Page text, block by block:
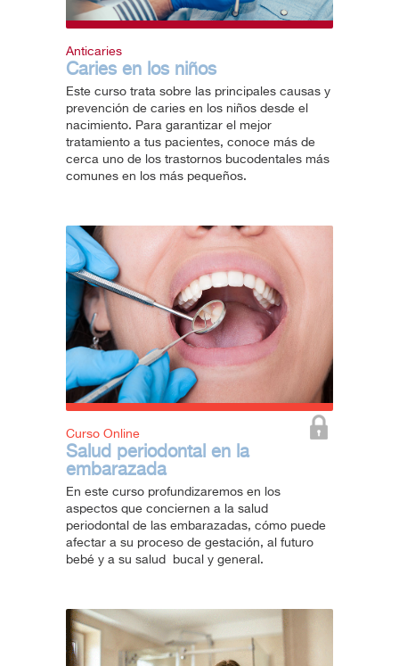
Anticaries
Caries en los niños
Este curso trata sobre las principales causas y
prevención de caries en los niños desde el
nacimiento. Para garantizar el mejor
tratamiento a tus pacientes, conoce más de
cerca uno de los trastornos bucodentales más
comunes en los más pequeños.
Curso Online
Salud periodontal en la
embarazada
En este curso profundizaremos en los
aspectos que conciernen a la salud
periodontal de las embarazadas, cómo puede
afectar a su proceso de gestación, al futuro
bebé y a su salud bucal y general.